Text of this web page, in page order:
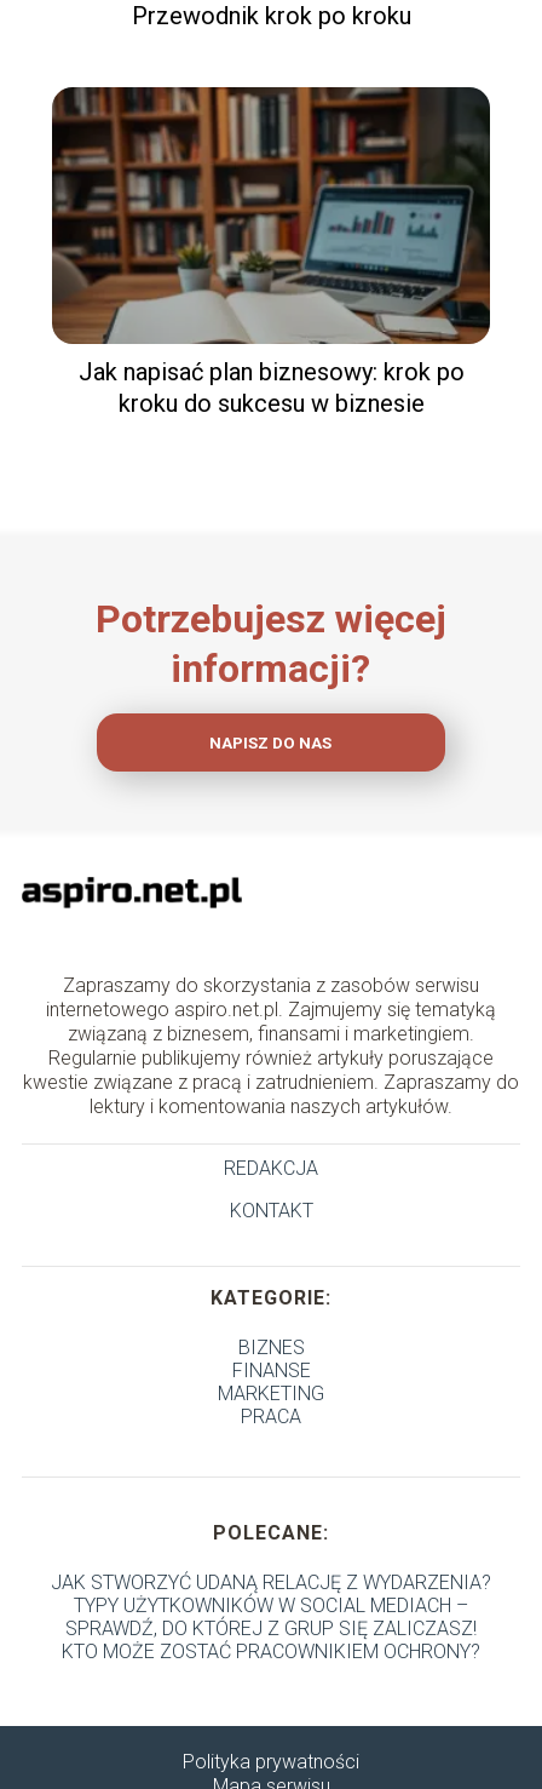
Przewodnik krok po kroku
Jak napisać plan biznesowy: krok po
kroku do sukcesu w biznesie
Potrzebujesz więcej
informacji?
NAPISZ DO NAS
Zapraszamy do skorzystania z zasobów serwisu
internetowego aspiro.net.pl. Zajmujemy się tematyką
związaną z biznesem, finansami i marketingiem.
Regularnie publikujemy również artykuły poruszające
kwestie związane z pracą i zatrudnieniem. Zapraszamy do
lektury i komentowania naszych artykułów.
REDAKCJA
KONTAKT
KATEGORIE:
BIZNES
FINANSE
MARKETING
PRACA
POLECANE:
JAK STWORZYĆ UDANĄ RELACJĘ Z WYDARZENIA?
TYPY UŻYTKOWNIKÓW W SOCIAL MEDIACH –
SPRAWDŹ, DO KTÓREJ Z GRUP SIĘ ZALICZASZ!
KTO MOŻE ZOSTAĆ PRACOWNIKIEM OCHRONY?
Polityka prywatności